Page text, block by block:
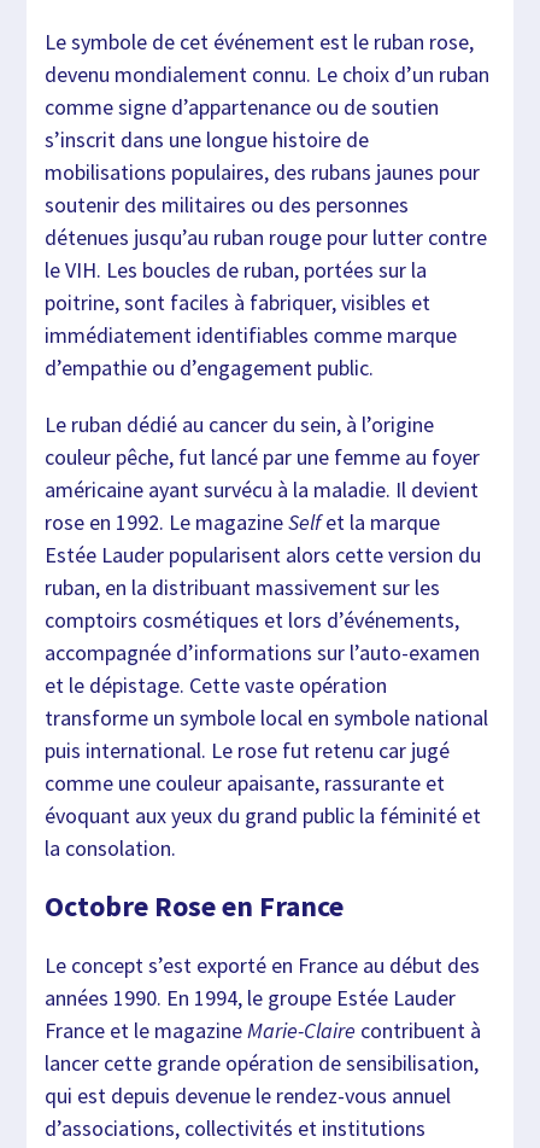
Le symbole de cet événement est le ruban rose,
devenu mondialement connu. Le choix d’un ruban
comme signe d’appartenance ou de soutien
s’inscrit dans une longue histoire de
mobilisations populaires, des rubans jaunes pour
soutenir des militaires ou des personnes
détenues jusqu’au ruban rouge pour lutter contre
le VIH. Les boucles de ruban, portées sur la
poitrine, sont faciles à fabriquer, visibles et
immédiatement identifiables comme marque
d’empathie ou d’engagement public.
Le ruban dédié au cancer du sein, à l’origine
couleur pêche, fut lancé par une femme au foyer
américaine ayant survécu à la maladie. Il devient
rose en 1992. Le magazineSelfet la marque
Estée Lauder popularisent alors cette version du
ruban, en la distribuant massivement sur les
comptoirs cosmétiques et lors d’événements,
accompagnée d’informations sur l’auto-examen
et le dépistage. Cette vaste opération
transforme un symbole local en symbole national
puis international. Le rose fut retenu car jugé
comme une couleur apaisante, rassurante et
évoquant aux yeux du grand public la féminité et
la consolation.
Octobre Rose en France
Le concept s’est exporté en France au début des
années 1990. En 1994, le groupe Estée Lauder
France et le magazineMarie-Claire contribuent à
lancer cette grande opération de sensibilisation,
qui est depuis devenue le rendez-vous annuel
d’associations, collectivités et institutions